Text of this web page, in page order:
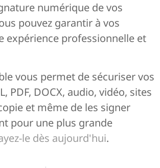
numérique de vos
pouvez garantir à vos
expérience professionnelle et
vous permet de sécuriser vos
PDF, DOCX, audio, vidéo, sites
et même de les signer
pour une plus grande
le dès aujourd'hui.